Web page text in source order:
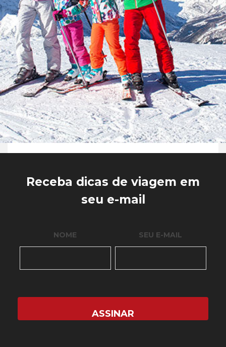
Receba dicas de viagem em
seu e-mail
NOME SEU E-MAIL